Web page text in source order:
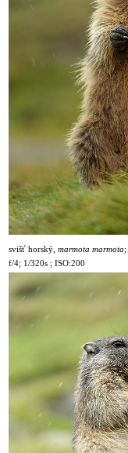
svišť horský, marmota marmota;
f/4; 1/320s ; ISO:200